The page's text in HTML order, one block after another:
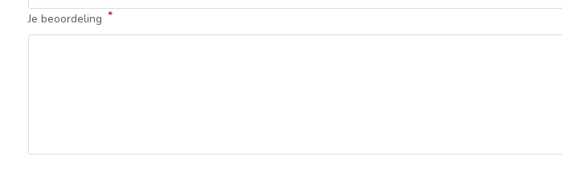
Je beoordeling *